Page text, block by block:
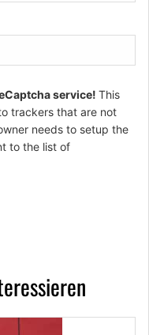
service! This
trackers that are not
needs to setup the
to the list of